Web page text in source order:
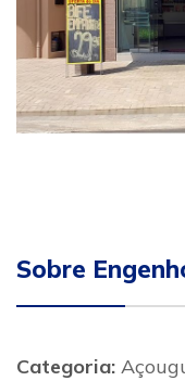
Sobre
Categoria: